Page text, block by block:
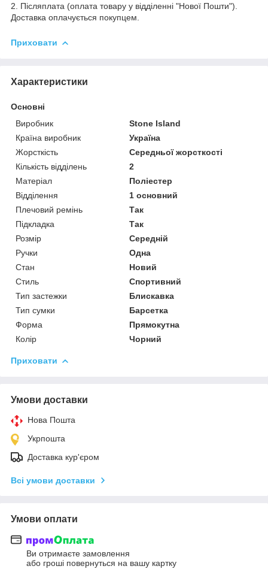
2. Післяплата (оплата товару у відділенні "Нової Пошти").
Доставка оплачується покупцем.
Приховати
Характеристики
Основні
Виробник
Stone Island
Країна виробник
Україна
Жорсткість
Середньої жорсткості
Кількість відділень
2
Матеріал
Поліестер
Відділення
1 основний
Плечовий ремінь
Так
Підкладка
Так
Розмір
Середній
Ручки
Одна
Стан
Новий
Стиль
Спортивний
Тип застежки
Блискавка
Тип сумки
Барсетка
Форма
Прямокутна
Колір
Чорний
Приховати
Умови доставки
Нова Пошта
Укрпошта
Доставка кур'єром
Всі умови доставки
Умови оплати
Ви отримаєте замовлення
або гроші повернуться на вашу картку